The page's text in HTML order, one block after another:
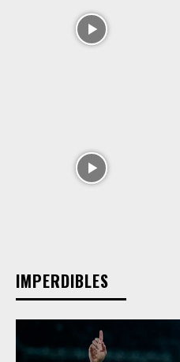
IMPERDIBLES